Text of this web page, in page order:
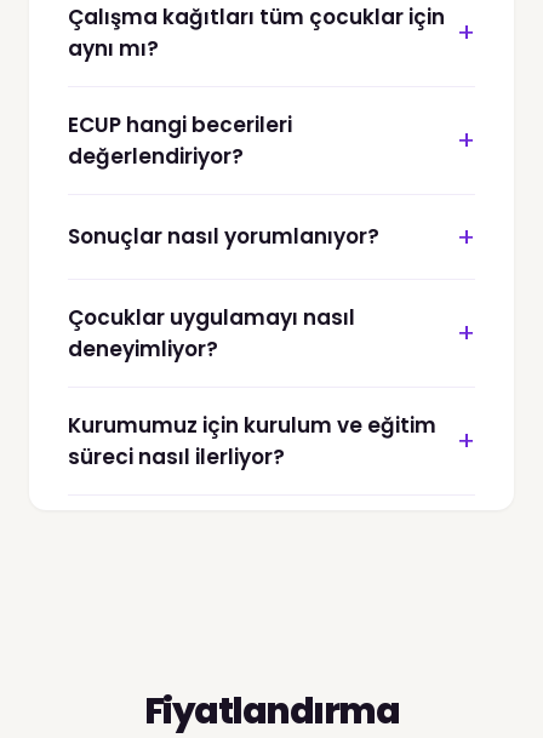
Çalışma kağıtları tüm çocuklar için
aynı mı?
+
ECUP hangi becerileri
değerlendiriyor?
+
Sonuçlar nasıl yorumlanıyor? +
Çocuklar uygulamayı nasıl
deneyimliyor?
+
Kurumumuz için kurulum ve eğitim
süreci nasıl ilerliyor?
+
Fiyatlandırma